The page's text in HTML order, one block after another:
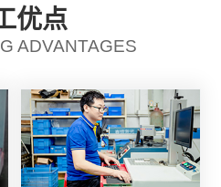
优点
ADVANTAGES